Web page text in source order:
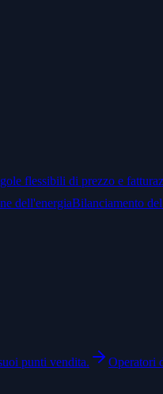
flessibili di prezzo e
dell'energiaBilanciamento
punti vendita. Operatori